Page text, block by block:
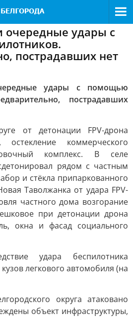
очередные удары с
пострадавших нет
удары с помощью
пострадавших
от детонации FPV-дрона
коммерческого
комплекс. В селе
рядом с частным
и стёкла припаркованного
Таволжанка от удара FPV-
частного дома возгорание
при детонации дрона
окна и фасад социального
удара беспилотника
легкового автомобиля (на
округа атаковано
объект инфраструктуры,